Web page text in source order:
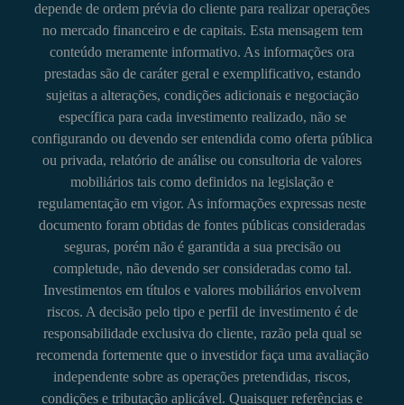
depende de ordem prévia do cliente para realizar operações
no mercado financeiro e de capitais. Esta mensagem tem
conteúdo meramente informativo. As informações ora
prestadas são de caráter geral e exemplificativo, estando
sujeitas a alterações, condições adicionais e negociação
específica para cada investimento realizado, não se
configurando ou devendo ser entendida como oferta pública
ou privada, relatório de análise ou consultoria de valores
mobiliários tais como definidos na legislação e
regulamentação em vigor. As informações expressas neste
documento foram obtidas de fontes públicas consideradas
seguras, porém não é garantida a sua precisão ou
completude, não devendo ser consideradas como tal.
Investimentos em títulos e valores mobiliários envolvem
riscos. A decisão pelo tipo e perfil de investimento é de
responsabilidade exclusiva do cliente, razão pela qual se
recomenda fortemente que o investidor faça uma avaliação
independente sobre as operações pretendidas, riscos,
condições e tributação aplicável. Quaisquer referências e